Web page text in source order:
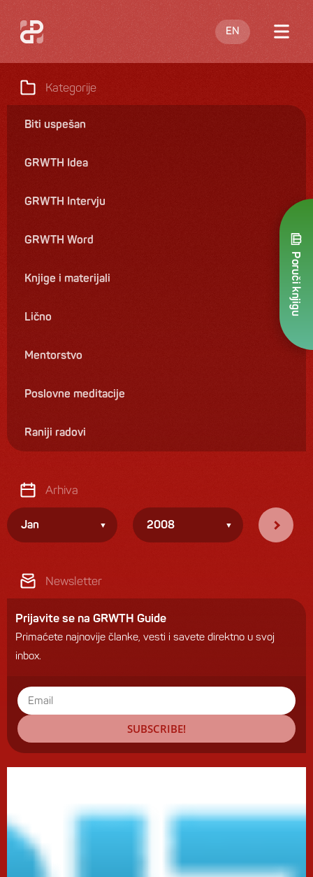
EN
O meni
Blog
Nastupi
Knjige
Ponuda
Kontakt
Poruči knjigu
Kategorije
Biti uspešan
GRWTH Idea
GRWTH Intervju
GRWTH Word
Knjige i materijali
Lično
Mentorstvo
Poslovne meditacije
Raniji radovi
Arhiva
Jan 2008
Newsletter
Prijavite se na GRWTH Guide
Primaćete najnovije članke, vesti i savete direktno u svoj
inbox.
SUBSCRIBE!